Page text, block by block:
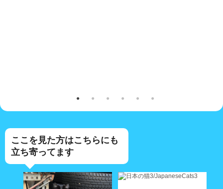
ここを見た方はこちらにも
立ち寄ってます